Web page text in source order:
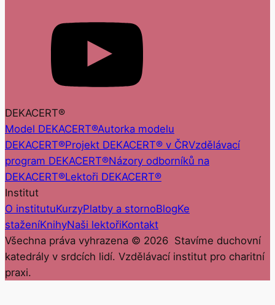
DEKACERT®
Model DEKACERT®Autorka modelu
DEKACERT®Projekt DEKACERT® v ČRVzdělávací
program DEKACERT®Názory odborníků na
DEKACERT®Lektoři DEKACERT®
Institut
O institutuKurzyPlatby a stornoBlogKe
staženíKnihyNaši lektořiKontakt
Všechna práva vyhrazena © 2026 Stavíme duchovní
katedrály v srdcích lidí. Vzdělávací institut pro charitní
praxi.